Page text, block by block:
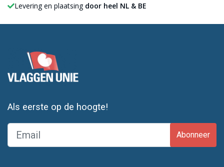
Levering en plaatsing door heel NL & BE
Als eerste op de hoogte!
Abonneer